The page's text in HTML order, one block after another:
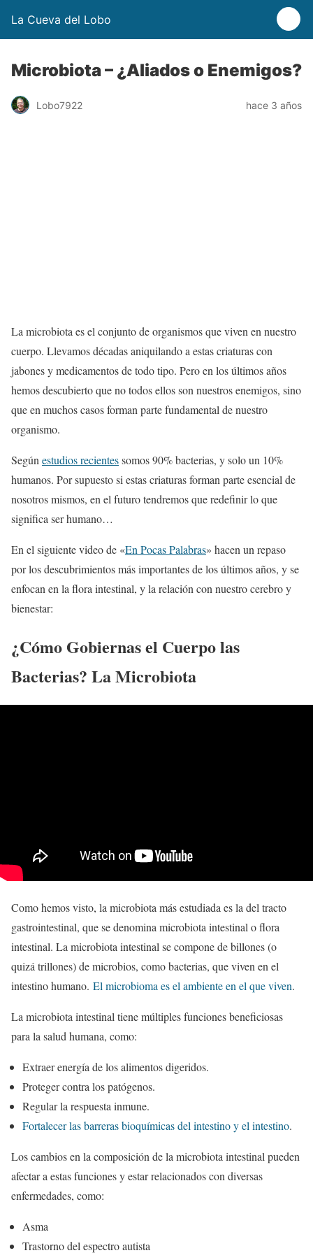
La Cueva del Lobo
Microbiota – ¿Aliados o Enemigos?
Lobo7922 hace 3 años
La microbiota es el conjunto de organismos que viven en nuestro
cuerpo. Llevamos décadas aniquilando a estas criaturas con
jabones y medicamentos de todo tipo. Pero en los últimos años
hemos descubierto que no todos ellos son nuestros enemigos, sino
que en muchos casos forman parte fundamental de nuestro
organismo.
Según estudios recientessomos 90% bacterias, y solo un 10%
humanos. Por supuesto si estas criaturas forman parte esencial de
nosotros mismos, en el futuro tendremos que redefinir lo que
significa ser humano…
En el siguiente video de «En Pocas Palabras» hacen un repaso
por los descubrimientos más importantes de los últimos años, y se
enfocan en la flora intestinal, y la relación con nuestro cerebro y
bienestar:
¿Cómo Gobiernas el Cuerpo las
Bacterias? La Microbiota
Como hemos visto, la microbiota más estudiada es la del tracto
gastrointestinal, que se denomina microbiota intestinal o flora
intestinal. La microbiota intestinal se compone de billones (o
quizá trillones) de microbios, como bacterias, que viven en el
intestino humano. El microbioma es el ambiente en el que viven.
La microbiota intestinal tiene múltiples funciones beneficiosas
para la salud humana, como:
Extraer energía de los alimentos digeridos.
Proteger contra los patógenos.
Regular la respuesta inmune.
Fortalecer las barreras bioquímicas del intestino y el intestino.
Los cambios en la composición de la microbiota intestinal pueden
afectar a estas funciones y estar relacionados con diversas
enfermedades, como:
Asma
Trastorno del espectro autista